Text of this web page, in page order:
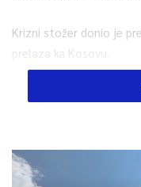
Krizni stožer donio je
prelaza ka Kosovu.
PCR testovi na
testiranje je i dalje
stranicama srbijanske